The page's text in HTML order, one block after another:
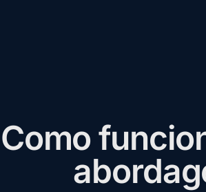
Comofuncio
abordag